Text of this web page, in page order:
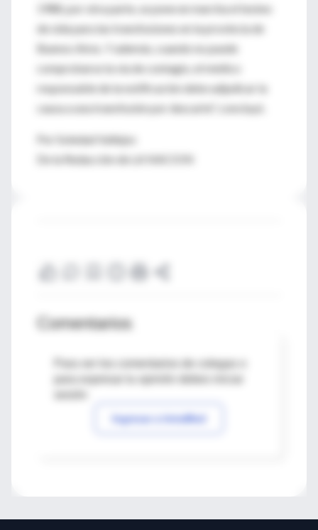
1988, por otra parte, se pone en marcha el testeo
de sida para las transfusiones en la provincia de
Buenos Aires. Y además, cuando no puede
comprobarse la vía de contagio, el médico
responsable de la notificación debe adjudicar la
causa a una transfusión por descarte", concluyó.
Por Soledad Vallejos
De la Redacción de LA NACION
Comentarios
Para ver los comentarios de colegas o
Ingresar a IntraMed